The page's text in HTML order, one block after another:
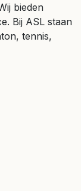
bieden
Bij ASL staan
tennis,